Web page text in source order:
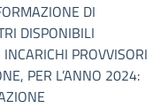
DI
DISPONIBILI
PROVVISORI
PER L’ANNO 2024: